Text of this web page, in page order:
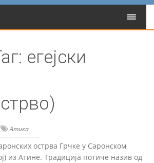
егејски
Атика
острва Грчке у Саронском
из Атине. Традиција потиче назив од